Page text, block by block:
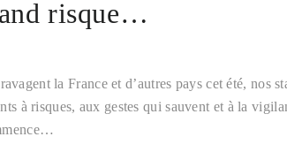
risque…
la France et d’autres pays cet été, nos
à risques, aux gestes qui sauvent et à la